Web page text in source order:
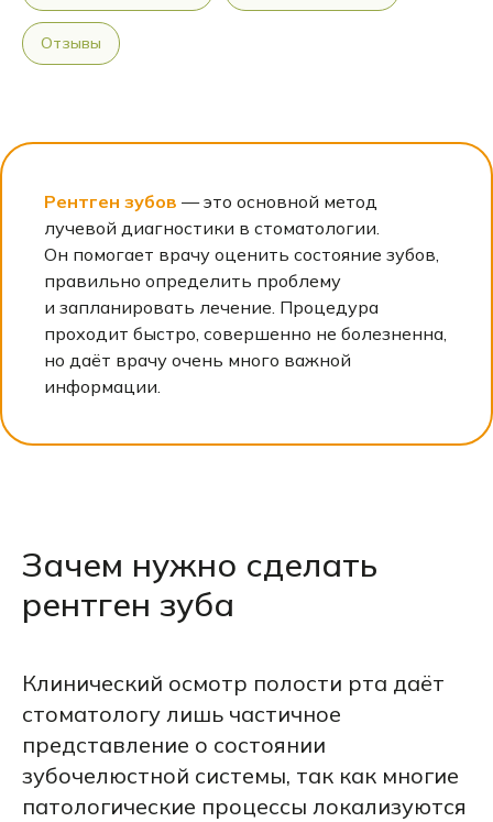
Отзывы
Рентген зубов — это основной метод
лучевой диагностики в стоматологии.
Он помогает врачу оценить состояние зубов,
правильно определить проблему
и запланировать лечение. Процедура
проходит быстро, совершенно не болезненна,
но даёт врачу очень много важной
информации.
Зачем нужно сделать
рентген зуба
Клинический осмотр полости рта даёт
стоматологу лишь частичное
представление о состоянии
зубочелюстной системы, так как многие
патологические процессы локализуются